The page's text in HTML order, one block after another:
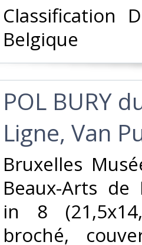
Classification
Belgique‎
‎POL BURY
Ligne, Van
‎Bruxelles
Beaux-Arts de
in 8
broché,